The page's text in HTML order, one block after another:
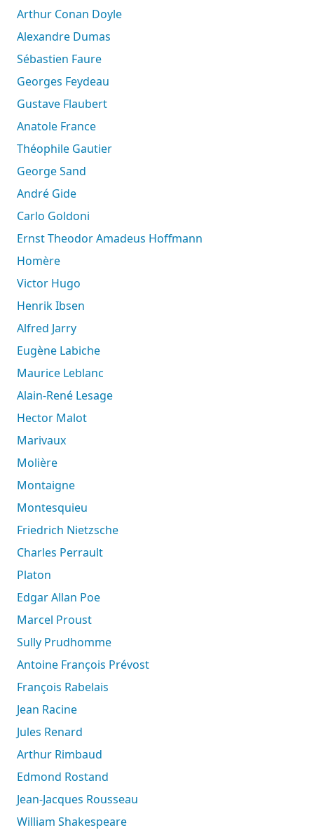
Arthur Conan Doyle
Alexandre Dumas
Sébastien Faure
Georges Feydeau
Gustave Flaubert
Anatole France
Théophile Gautier
George Sand
André Gide
Carlo Goldoni
Ernst Theodor Amadeus Hoffmann
Homère
Victor Hugo
Henrik Ibsen
Alfred Jarry
Eugène Labiche
Maurice Leblanc
Alain-René Lesage
Hector Malot
Marivaux
Molière
Montaigne
Montesquieu
Friedrich Nietzsche
Charles Perrault
Platon
Edgar Allan Poe
Marcel Proust
Sully Prudhomme
Antoine François Prévost
François Rabelais
Jean Racine
Jules Renard
Arthur Rimbaud
Edmond Rostand
Jean-Jacques Rousseau
William Shakespeare